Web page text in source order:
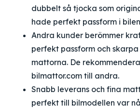
dubbelt så tjocka som
hade perfekt passform i
Andra kunder berömmer
perfekt passform och
mattorna. De
bilmattor.com till andra.
Snabb leverans och fina
perfekt till bilmodellen var